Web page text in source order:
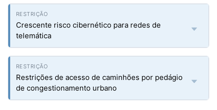
Crescente risco cibernético para redes de
telemática
Restrições de acesso de caminhões por pedágio
de congestionamento urbano